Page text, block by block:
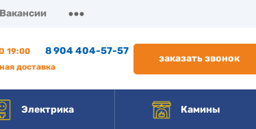
Вакансии
19:00 8 904 404-57-57
доставка
заказать звонок
Электрика Камины